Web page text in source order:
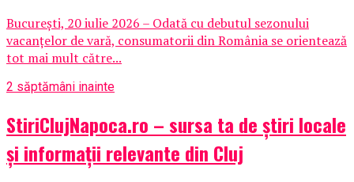
București, 20 iulie 2026 – Odată cu debutul sezonului
vacanțelor de vară, consumatorii din România se orientează
tot mai mult către...
2 săptămâni inainte
StiriClujNapoca.ro – sursa ta de știri locale
și informații relevante din Cluj